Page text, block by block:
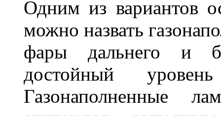
Одним из вариантов
можно назвать
фары дальнего и
достойный
Газонаполненные